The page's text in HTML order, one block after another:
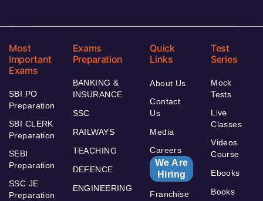
Most
Important
Exams
SBI PO
Preparation
SBI CLERK
Preparation
SEBI
Preparation
SSC JE
Preparation
Exams
Preparation
BANKING &
INSURANCE
SSC
RAILWAYS
TEACHING
DEFENCE
ENGINEERING
Quick
Links
About Us
Contact
Us
Media
Careers
We Are
Hiring
Franchise
Test
Series
Mock
Tests
Live
Classes
Videos
Course
Ebooks
Books